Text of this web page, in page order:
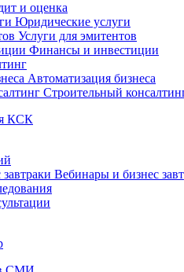
и оценка
Юридические услуги
Услуги для эмитентов
Финансы и инвестиции
Автоматизация бизнеса
Строительный
КСК
Вебинары и бизнес